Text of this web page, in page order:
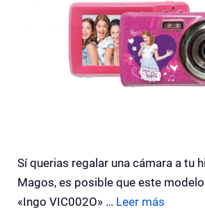
Sí querias regalar una cámara a tu
Magos, es posible que este
«Ingo VIC002O» … Leer más